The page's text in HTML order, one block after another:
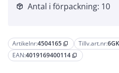
Artikelnr:4504165 content_copy Tillv.art.nr:
EAN:4019169400114 content_copy
package_2 Antal i förpackning: 10